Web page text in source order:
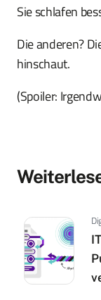
Sie schlafen
Die anderen?
hinschaut.
(Spoiler: